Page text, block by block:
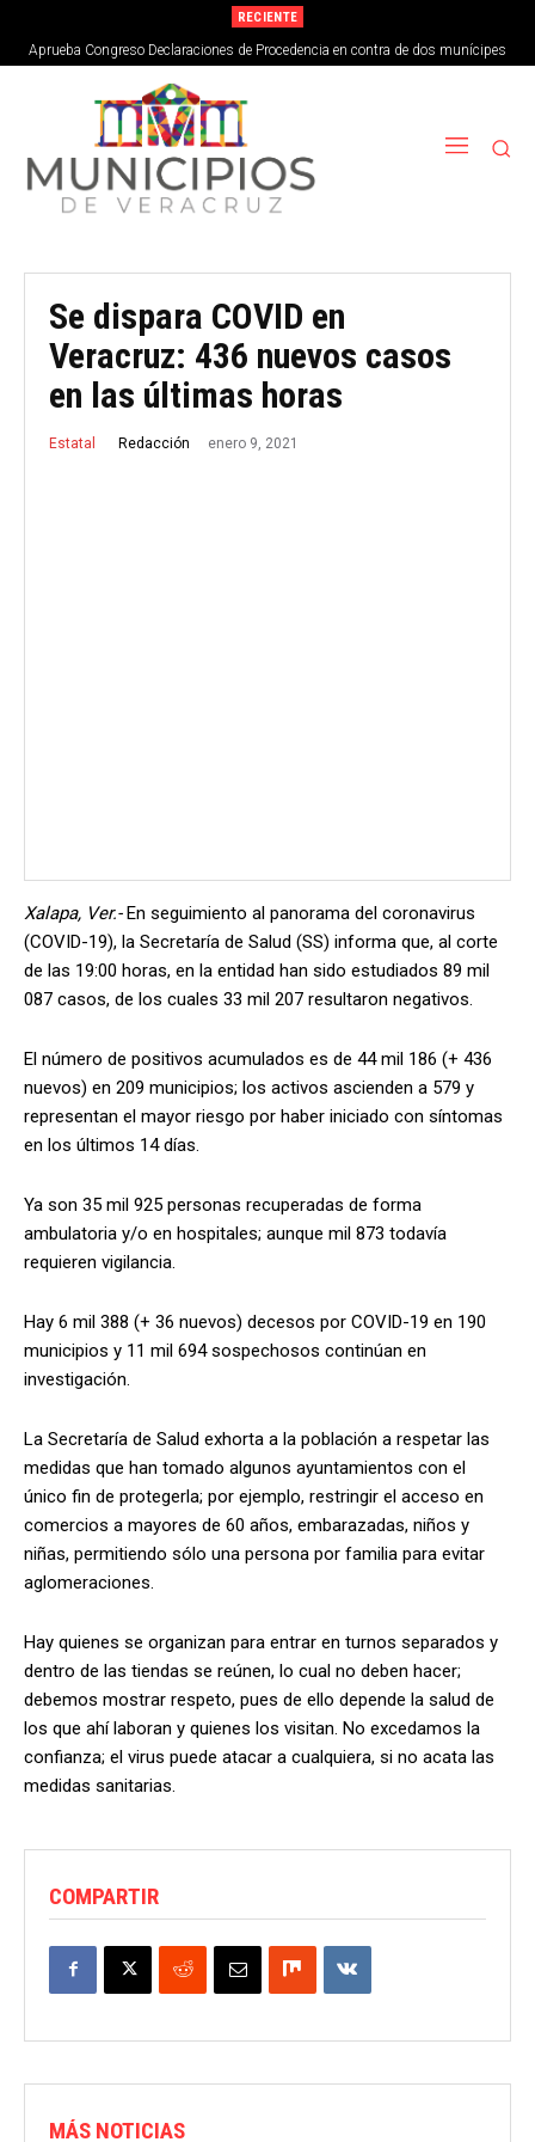
RECIENTE
Aprueba Congreso Declaraciones de Procedencia en contra de dos munícipes
Se dispara COVID en
Veracruz: 436 nuevos casos
en las últimas horas
Estatal Redacción enero 9, 2021
Xalapa, Ver.-En seguimiento al panorama del coronavirus
(COVID-19), la Secretaría de Salud (SS) informa que, al corte
de las 19:00 horas, en la entidad han sido estudiados 89 mil
087 casos, de los cuales 33 mil 207 resultaron negativos.
El número de positivos acumulados es de 44 mil 186 (+ 436
nuevos) en 209 municipios; los activos ascienden a 579 y
representan el mayor riesgo por haber iniciado con síntomas
en los últimos 14 días.
Ya son 35 mil 925 personas recuperadas de forma
ambulatoria y/o en hospitales; aunque mil 873 todavía
requieren vigilancia.
Hay 6 mil 388 (+ 36 nuevos) decesos por COVID-19 en 190
municipios y 11 mil 694 sospechosos continúan en
investigación.
La Secretaría de Salud exhorta a la población a respetar las
medidas que han tomado algunos ayuntamientos con el
único fin de protegerla; por ejemplo, restringir el acceso en
comercios a mayores de 60 años, embarazadas, niños y
niñas, permitiendo sólo una persona por familia para evitar
aglomeraciones.
Hay quienes se organizan para entrar en turnos separados y
dentro de las tiendas se reúnen, lo cual no deben hacer;
debemos mostrar respeto, pues de ello depende la salud de
los que ahí laboran y quienes los visitan. No excedamos la
confianza; el virus puede atacar a cualquiera, si no acata las
medidas sanitarias.
COMPARTIR
MÁS NOTICIAS